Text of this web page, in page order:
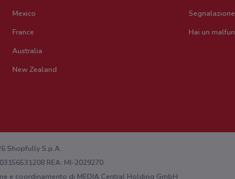
Mexico
France
Australia
New Zealand
Hai un
Shopfully S.p.A.
REA: MI-2029270
e coordinamento di MEDIA Central Holding GmbH